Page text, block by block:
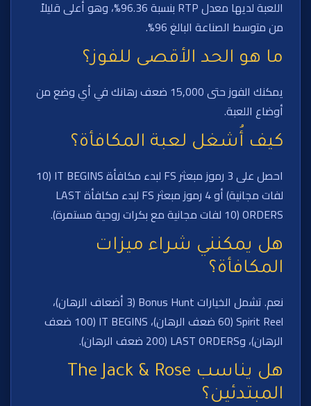
اللعبة لديها معدل RTP بنسبة 96.36%، وهو أعلى قليلاً
من متوسط الصناعة البالغ 96%.
ما هو الحد الأقصى للفوز؟
يمكنك الفوز حتى 15,000 ضعف رهانك في أي وضع من
أوضاع اللعبة.
كيف أُشغل لعبة المكافأة؟
احصل على 3 رموز مبعثر FS لبدء مكافأة IT BEGINS (10
لفات مجانية) أو 4 رموز مبعثر FS لبدء مكافأة LAST
ORDERS (10 لفات مجانية مع بكرات روحية مستمرة).
هل يمكنني شراء ميزات
المكافأة؟
نعم. تشمل الخيارات Bonus Hunt (3 أضعاف الرهان)،
Spirit Reel (60 ضعف الرهان)، IT BEGINS (100 ضعف
الرهان)، وLAST ORDERS (200 ضعف الرهان).
هل يناسب The Jack & Rose
المبتدئين؟